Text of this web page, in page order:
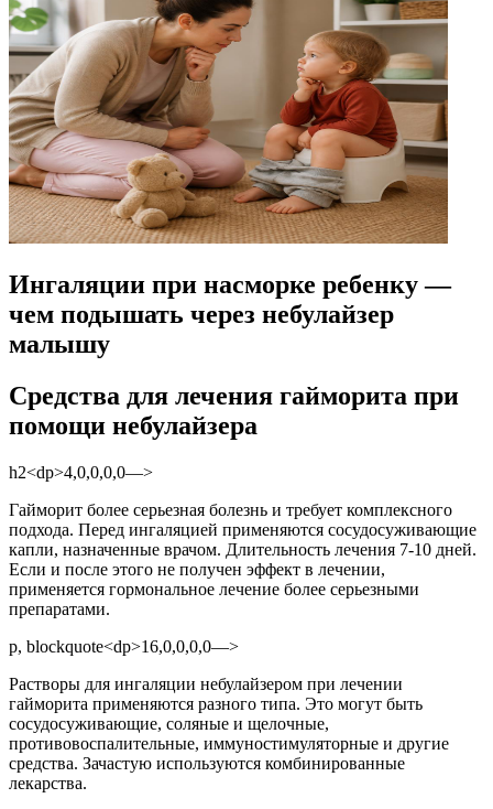
Ингаляции при насморке ребенку —
чем подышать через небулайзер
малышу
Средства для лечения гайморита при
помощи небулайзера
h2<dp>4,0,0,0,0—>
Гайморит более серьезная болезнь и требует комплексного
подхода. Перед ингаляцией применяются сосудосуживающие
капли, назначенные врачом. Длительность лечения 7-10 дней.
Если и после этого не получен эффект в лечении,
применяется гормональное лечение более серьезными
препаратами.
p, blockquote<dp>16,0,0,0,0—>
Растворы для ингаляции небулайзером при лечении
гайморита применяются разного типа. Это могут быть
сосудосуживающие, соляные и щелочные,
противовоспалительные, иммуностимуляторные и другие
средства. Зачастую используются комбинированные
лекарства.